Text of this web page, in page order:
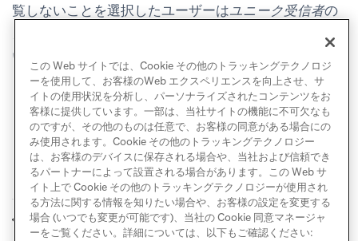
覧しないことを選択したユーザーはユニーク受信者の
カウントに含まれないため、バリアント配分が偏って
いるように見えることがあります。
前へ コンセプト 次へ
ランダムバケット番
この Web サイトでは、Cookie その他のトラッキングテクノロジ
ーを使用して、お客様のWeb エクスペリエンスを向上させ、サ
イトの使用状況を分析し、パーソナライズされたコンテンツをお
客様に提供しています。一部は、当社サイトの機能に不可欠なも
のですが、その他のものは任意で、お客様の同意がある場合にの
み使用されます。Cookie その他のトラッキングテクノロジー
は、お客様のデバイスに保存される場合や、当社および信頼でき
るパートナーによって設置される場合があります。この Web サ
イト上で Cookie その他のトラッキングテクノロジーが使用され
る方法に関する情報を知りたい場合や、お客様の設定を変更する
場合 (いつでも変更が可能です)、当社の Cookie 同意マネージャ
ーをご覧ください。詳細については、以下もご確認ください: